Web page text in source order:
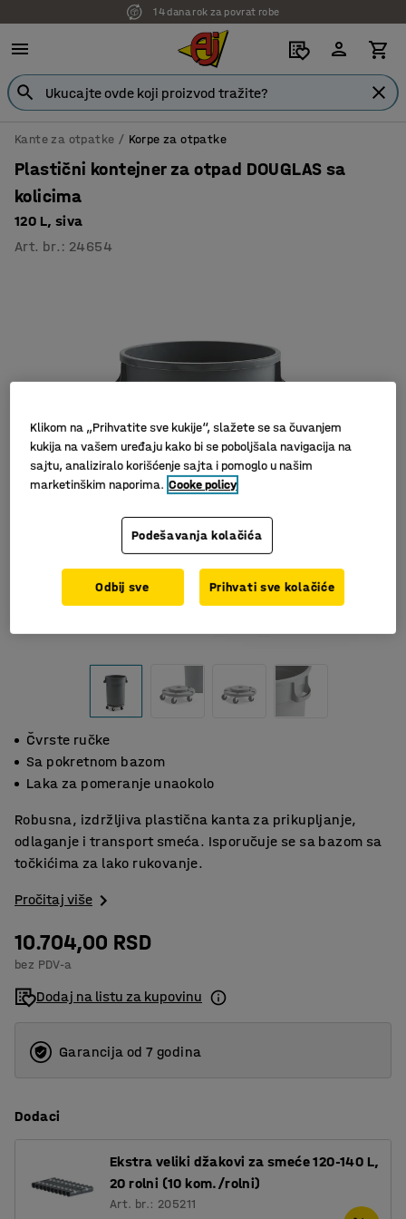
14 dana rok za povrat robe
Kante za otpatke Korpe za otpatke
Plastični kontejner za otpad DOUGLAS sa
kolicima
120 L, siva
Art. br. : 24654
Čvrste ručke
Sa pokretnom bazom
Laka za pomeranje unaokolo
Robusna, izdržljiva plastična kanta za prikupljanje,
odlaganje i transport smeća. Isporučuje se sa bazom sa
točkićima za lako rukovanje.
Pročitaj više
10.704,00 RSD
bez PDV-a
Dodaj na listu za kupovinu
Garancija od 7 godina
Dodaci
Ekstra veliki džakovi za smeće 120-140 L,
20 rolni (10 kom./rolni)
Art. br.: 205211
Klikom na „Prihvatite sve kukije“, slažete se sa čuvanjem
kukija na vašem uređaju kako bi se poboljšala navigacija na
sajtu, analiziralo korišćenje sajta i pomoglo u našim
marketinškim naporima. Cooke policy
Podešavanja kolačića
Odbij sve Prihvati sve kolačiće